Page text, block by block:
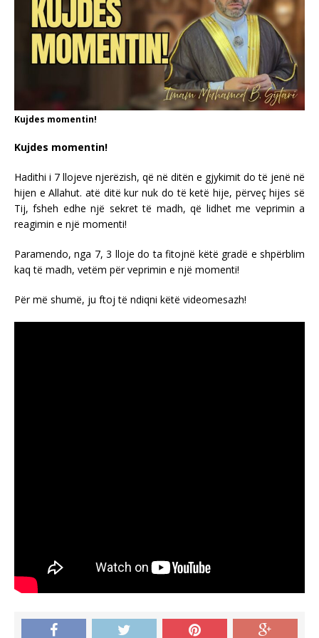
Kujdes momentin!
Kujdes momentin!
Hadithi i 7 llojeve njerëzish, që në ditën e gjykimit do të jenë në
hijen e Allahut. atë ditë kur nuk do të ketë hije, përveç hijes së
Tij, fsheh edhe një sekret të madh, që lidhet me veprimin a
reagimin e një momenti!
Paramendo, nga 7, 3 lloje do ta fitojnë këtë gradë e shpërblim
kaq të madh, vetëm për veprimin e një momenti!
Për më shumë, ju ftoj të ndiqni këtë videomesazh!